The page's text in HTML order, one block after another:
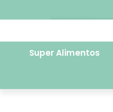
Super Alimentos